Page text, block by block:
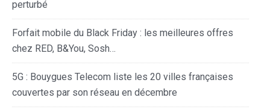
perturbé
Forfait mobile du Black Friday : les meilleures offres
chez RED, B&You, Sosh…
5G : Bouygues Telecom liste les 20 villes françaises
couvertes par son réseau en décembre